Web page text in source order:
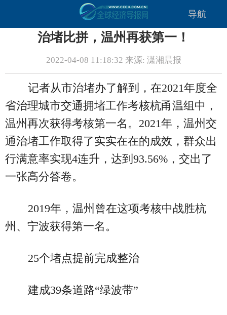
导航
治堵比拼，温州再获第一！
2022-04-08 11:18:32 来源: 潇湘晨报
记者从市治堵办了解到，在2021年度全
省治理城市交通拥堵工作考核杭甬温组中，
温州再次获得考核第一名。2021年，温州交
通治堵工作取得了实实在在的成效，群众出
行满意率实现4连升，达到93.56%，交出了
一张高分答卷。
2019年，温州曾在这项考核中战胜杭
州、宁波获得第一名。
25个堵点提前完成整治
建成39条道路“绿波带”